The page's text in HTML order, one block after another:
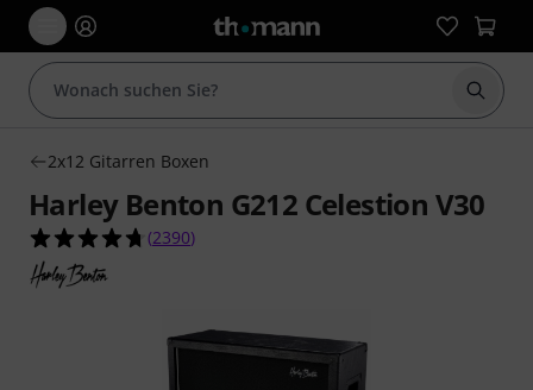
Suche
2x12 Gitarren Boxen
Harley Benton G212 Celestion V30
4.7 von 5 Sternen aus 2390
(2390)